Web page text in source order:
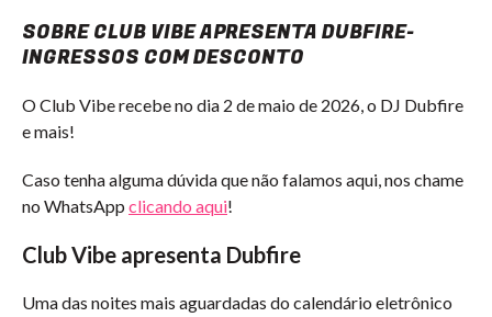
SOBRE CLUB VIBE APRESENTA DUBFIRE-
INGRESSOS COM DESCONTO
O Club Vibe recebe no dia 2 de maio de 2026, o DJ Dubfire
e mais!
Caso tenha alguma dúvida que não falamos aqui, nos chame
no WhatsApp clicando aqui!
Club Vibe apresenta Dubfire
Uma das noites mais aguardadas do calendário eletrônico